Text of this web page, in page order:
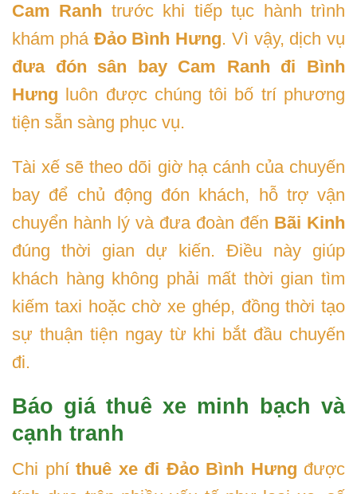
Cam Ranh trước khi tiếp tục hành trình
khám phá Đảo Bình Hưng. Vì vậy, dịch vụ
đưa đón sân bay Cam Ranh đi Bình
Hưng luôn được chúng tôi bố trí phương
tiện sẵn sàng phục vụ.
Tài xế sẽ theo dõi giờ hạ cánh của chuyến
bay để chủ động đón khách, hỗ trợ vận
chuyển hành lý và đưa đoàn đến Bãi Kinh
đúng thời gian dự kiến. Điều này giúp
khách hàng không phải mất thời gian tìm
kiếm taxi hoặc chờ xe ghép, đồng thời tạo
sự thuận tiện ngay từ khi bắt đầu chuyến
đi.
Báo giá thuê xe minh bạch và
cạnh tranh
Chi phí thuê xe đi Đảo Bình Hưng được